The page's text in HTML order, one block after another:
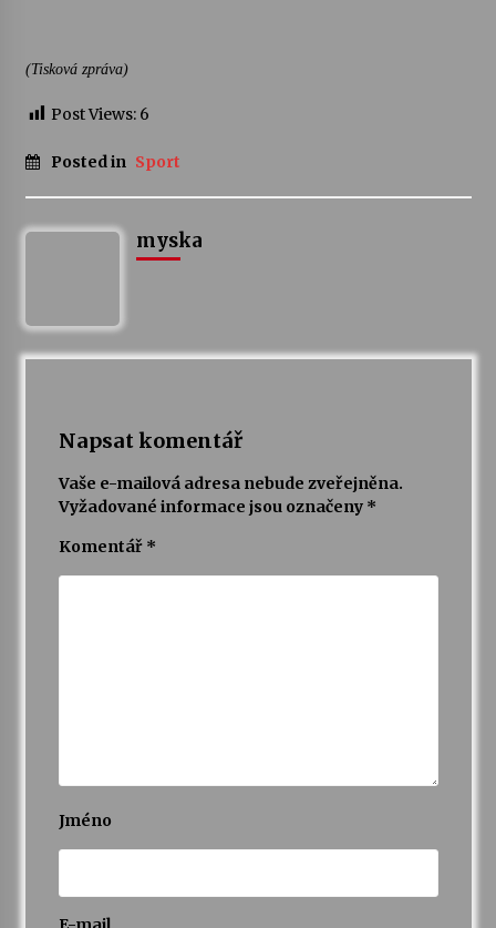
(Tisková zpráva)
Post Views: 6
Posted in Sport
myska
Napsat komentář
Vaše e-mailová adresa nebude zveřejněna.
Vyžadované informace jsou označeny *
Komentář *
Jméno